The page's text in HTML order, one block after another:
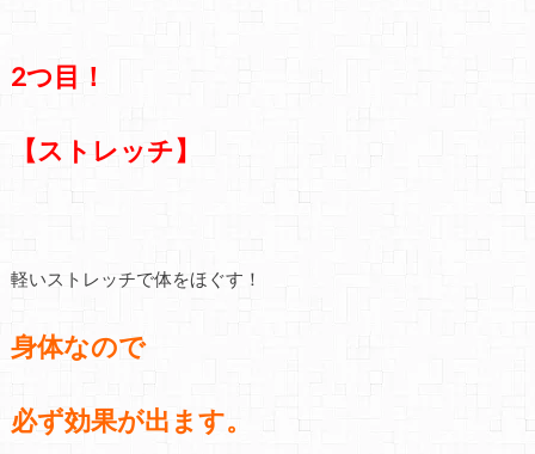
2つ目！
【ストレッチ】
軽いストレッチで体をほぐす！
身体なので
必ず効果が出ます。